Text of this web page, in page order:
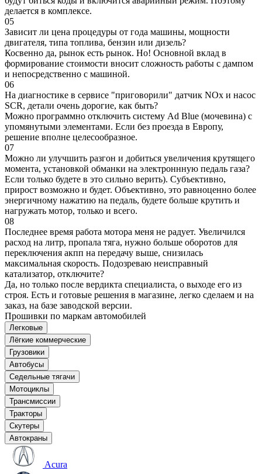
делается в комплексе.
05
Зависит ли цена процедуры от года машины, мощности
двигателя, типа топлива, бензин или дизель?
Косвенно да, рынок есть рынок. Но! Основной вклад в
формирование стоимости вносит сложность работы с дампом
и непосредственно с машиной.
06
На диагностике в сервисе "приговорили" датчик NOx и насос
SCR, детали очень дорогие, как быть?
Можно программно отключить систему Ad Blue (мочевина) с
упомянутыми элементами. Если без проезда в Европу,
решение вполне целесообразное.
07
Можно ли улучшить разгон и добиться увеличения крутящего
момента, установкой обманки на электроннную педаль газа?
Если только будете в это сильно верить). Субъективно,
прирост возможно и будет. Объективно, это равноценно более
энергичному нажатию на педаль, будете больше крутить и
нагружать мотор, только и всего.
08
Последнее время работа мотора меня не радует. Увеличился
расход на литр, пропала тяга, нужно больше оборотов для
переключения акпп на передачу выше, снизилась
максимальная скорость. Подозреваю неисправный
катализатор, отключите?
Да, но только после вердикта специалиста, о выходе его из
строя. Есть и готовые решения в магазине, легко сделаем и на
заказ, на базе заводской версии.
Прошивки по маркам автомобилей
Легковые
Лёгкие коммерческие
Грузовики
Автобусы
Седельные тягачи
Мотоциклы
Трансмиссии
Тракторы
Скутеры
Автокраны
Acura